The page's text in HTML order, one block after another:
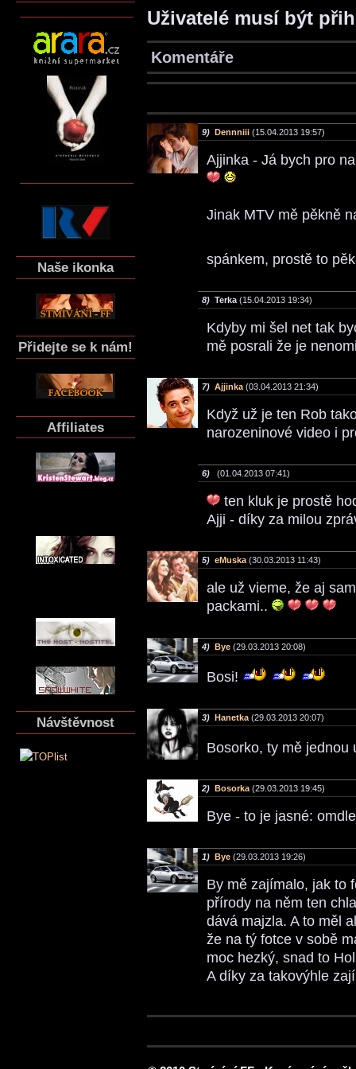
Naše ikonka
Přidejte se k nám!
Affiliates
Návštěvnost
Uživatelé musí být
Komentáře
9) Dennniii (15.04.2013 19:57)
Ajjinka - Já bych pro
Jinak MTV mě pěkně
spánkem, prostě to
8) Terka (15.04.2013 19:34)
Kdyby mi šel net tak
mě posrali že je
7) Ajjinka (03.04.2013 21:34)
Když už je ten Rob
narozeninové video i
6) (01.04.2013 07:41)
ten kluk je prostě
Ajji - díky za milou
5) eMuska (30.03.2013 11:43)
ale už vieme, že aj
packami..
4) Bye (29.03.2013 20:08)
Bosi!
3) Hanetka (29.03.2013 20:07)
Bosorko, ty mě
2) Bosorka (29.03.2013 19:45)
Bye - to je jasné:
1) Bye (29.03.2013 19:26)
By mě zajímalo, jak to
přírody na něm ten
dává majzla. A to měl
že na tý fotce v sobě
moc hezký, snad to
A díky za takovýhle